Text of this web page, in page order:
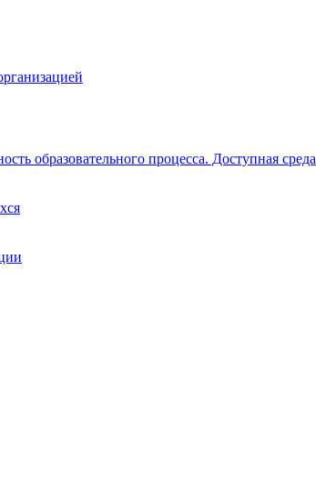
образовательного процесса. Доступная среда